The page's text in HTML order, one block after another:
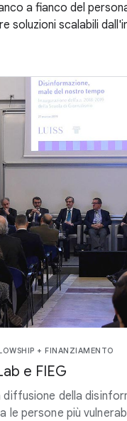
a fianco del
soluzioni scalabili
+ FINANZIAMENTO
e FIEG
della
persone più